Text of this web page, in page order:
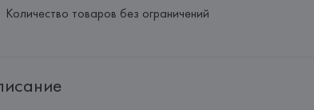
Количество товаров без ограничений